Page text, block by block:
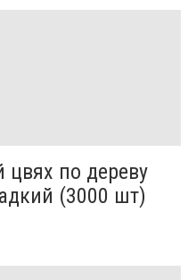
цвях по дереву
(3000 шт)